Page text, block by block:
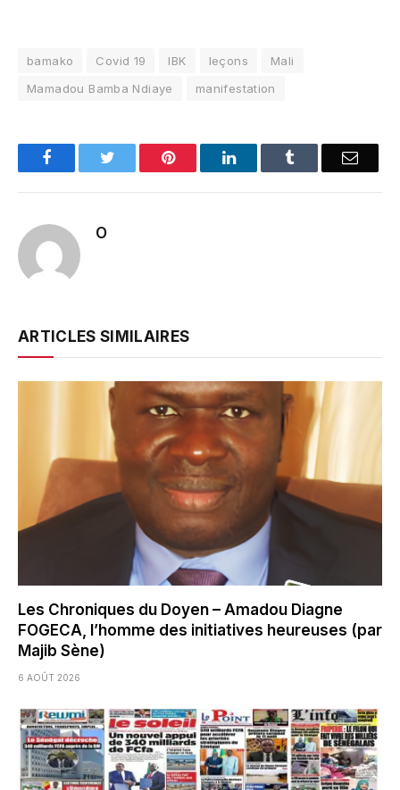
bamako Covid 19 IBK leçons
Mali
Mamadou Bamba Ndiaye
manifestation
FacebookTwitter Pinterest LinkedInTumblr Email
O
ARTICLES SIMILAIRES
Les Chroniques du Doyen – Amadou Diagne
FOGECA, l’homme des initiatives heureuses (par
Majib Sène)
6 AOÛT 2026